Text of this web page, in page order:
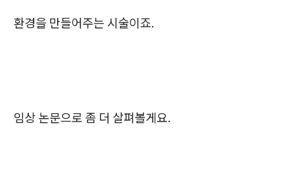
환경을 만들어주는 시술이죠.
임상 논문으로 좀 더 살펴볼게요.